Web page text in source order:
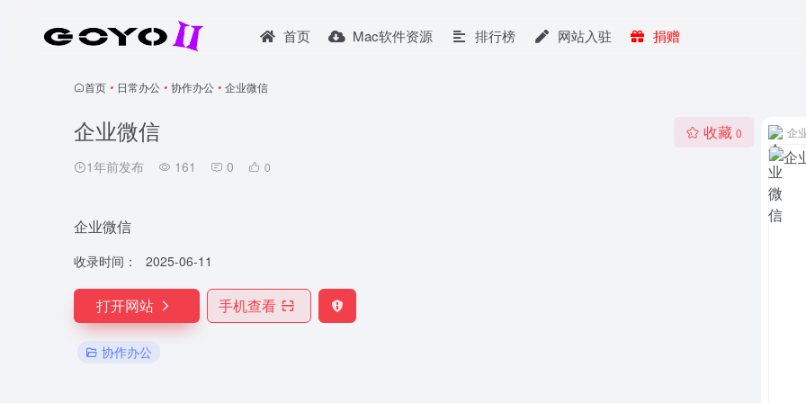
首页 Mac软件资源 排行榜 网站入驻 捐赠
首页 • 日常办公 • 协作办公 • 企业微信
企业微信
1年前发布 161 0 0
收藏 0
企业微信
收录时间： 2025-06-11
打开网站 手机查看
协作办公
企